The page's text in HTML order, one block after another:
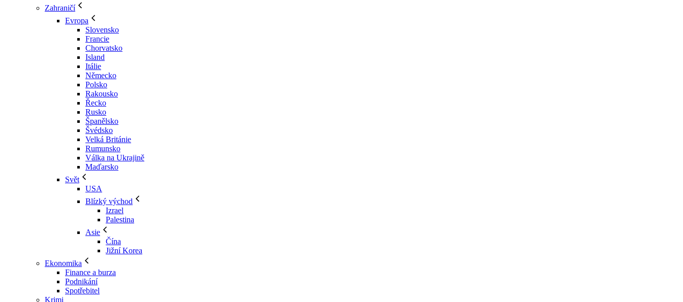
Zahraničí
Evropa
Slovensko
Francie
Chorvatsko
Island
Itálie
Německo
Polsko
Rakousko
Řecko
Rusko
Španělsko
Švédsko
Velká Británie
Rumunsko
Válka na Ukrajině
Maďarsko
Svět
USA
Blízký východ
Izrael
Palestina
Asie
Čína
Jižní Korea
Ekonomika
Finance a burza
Podnikání
Spotřebitel
Krimi